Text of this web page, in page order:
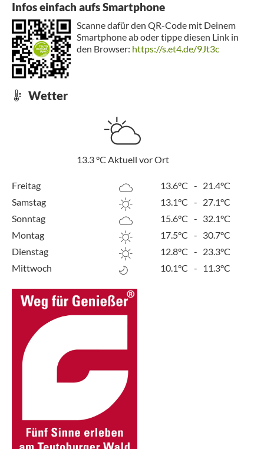
Infos einfach aufs Smartphone
Scanne dafür den QR-Code mit Deinem
Smartphone ab oder tippe diesen Link in
den Browser: https://s.et4.de/9Jt3c
Wetter
13.3°C Aktuell vor Ort
Freitag 13.6°C - 21.4°C
Samstag
13.1°C - 27.1°C
Sonntag
15.6°C - 32.1°C
Montag
17.5°C - 30.7°C
Dienstag
12.8°C - 23.3°C
Mittwoch
10.1°C - 11.3°C